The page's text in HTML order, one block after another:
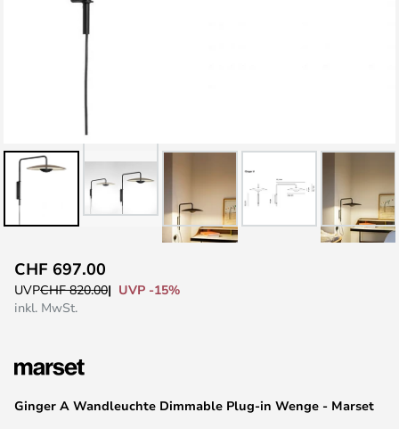
Anfang
der
Ginger A Wandleuchte Dimmable Plug-in Wenge - Marset
CHF 697.00
UVPCHF 820.00
UVP -15%
inkl. MwSt.